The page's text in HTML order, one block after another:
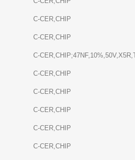
C-CER,CHIP
C-CER,CHIP
C-
C-CER,CHIP
C-CER,CHIP
C-CER,CHIP
C-CER,CHIP
C-CER,CHIP